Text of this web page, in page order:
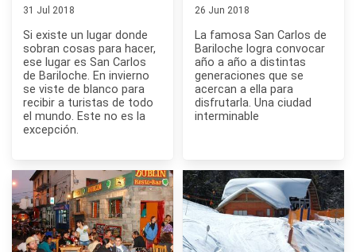
31 Jul 2018
Si existe un lugar donde
sobran cosas para hacer,
ese lugar es San Carlos
de Bariloche. En invierno
se viste de blanco para
recibir a turistas de todo
el mundo. Este no es la
excepción.
26 Jun 2018
La famosa San Carlos de
Bariloche logra convocar
año a año a distintas
generaciones que se
acercan a ella para
disfrutarla. Una ciudad
interminable